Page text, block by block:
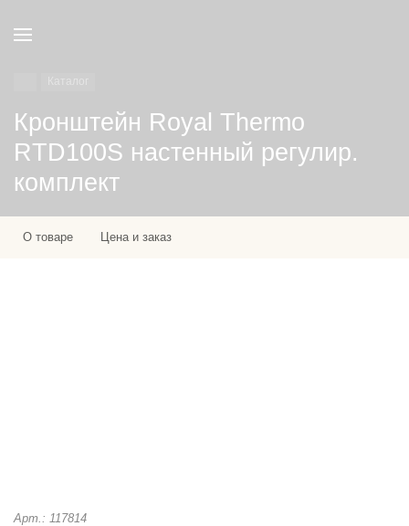
Кронштейн Royal Thermo
RTD100S настенный регулир.
комплект
О товаре Цена и заказ
Арт.: 117814